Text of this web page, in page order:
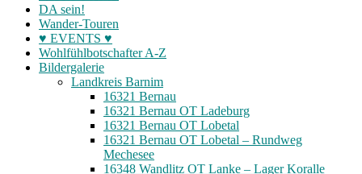
DA sein!
Wander-Touren
♥ EVENTS ♥
Wohlfühlbotschafter A-Z
Bildergalerie
Landkreis Barnim
16321 Bernau
16321 Bernau OT Ladeburg
16321 Bernau OT Lobetal
16321 Bernau OT Lobetal – Rundweg
Mechesee
16348 Wandlitz OT Lanke – Lager Koralle